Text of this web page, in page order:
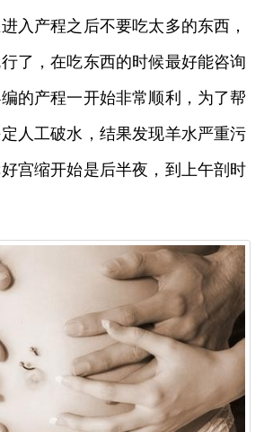
入产程之后不要吃太多的东西，
了，在吃东西的时候最好能咨询
的产程一开始非常顺利，为了帮
人工破水，结果发现羊水严重污
宫缩开始是后半夜，到上午剖时